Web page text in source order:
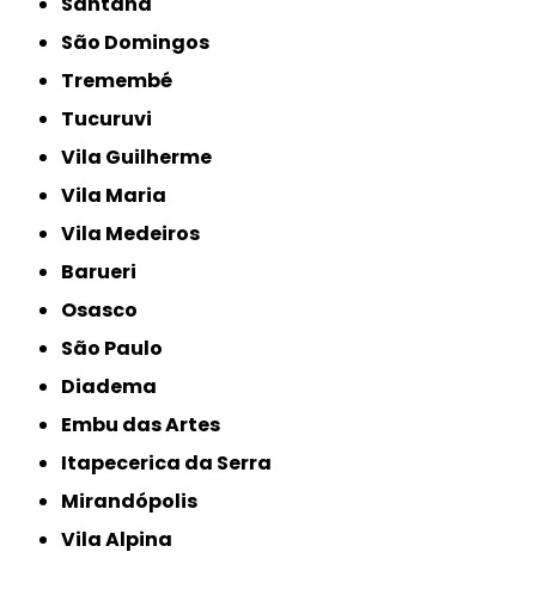
São Domingos
Tremembé
Tucuruvi
Vila Guilherme
Vila Maria
Vila Medeiros
Barueri
Osasco
São Paulo
Diadema
Embu das Artes
Itapecerica da Serra
Mirandópolis
Vila Alpina